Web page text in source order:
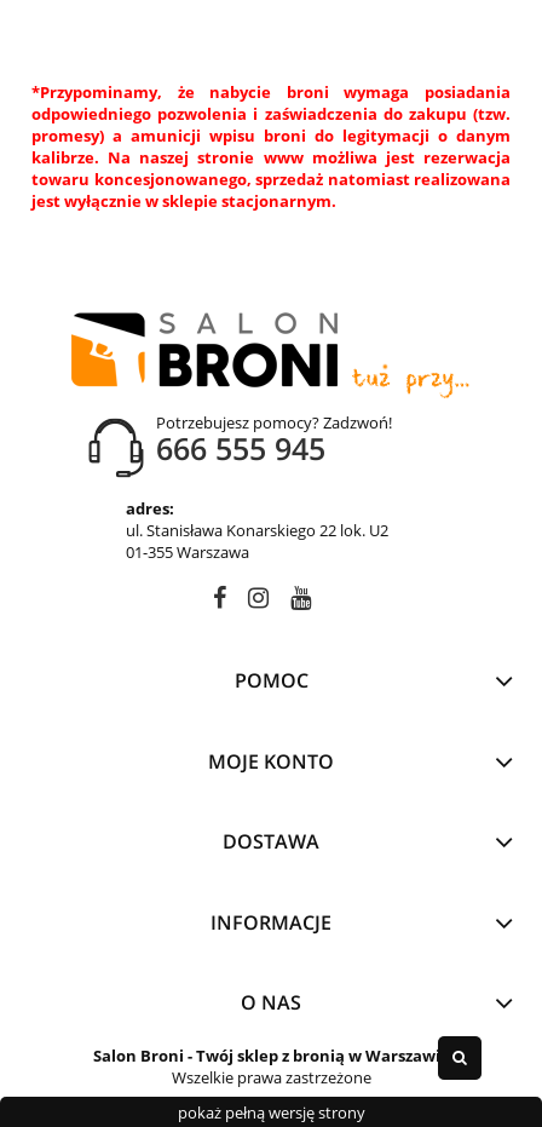
*Przypominamy, że nabycie broni wymaga posiadania
odpowiedniego pozwolenia i zaświadczenia do zakupu (tzw.
promesy) a amunicji wpisu broni do legitymacji o danym
kalibrze. Na naszej stronie www możliwa jest rezerwacja
towaru koncesjonowanego, sprzedaż natomiast realizowana
jest wyłącznie w sklepie stacjonarnym.
Potrzebujesz pomocy? Zadzwoń!
666 555 945
adres:
ul. Stanisława Konarskiego 22 lok. U2
01-355 Warszawa
POMOC
MOJE KONTO
DOSTAWA
INFORMACJE
O NAS
Salon Broni - Twój sklep z bronią w Warszawie
Wszelkie prawa zastrzeżone
pokaż pełną wersję strony